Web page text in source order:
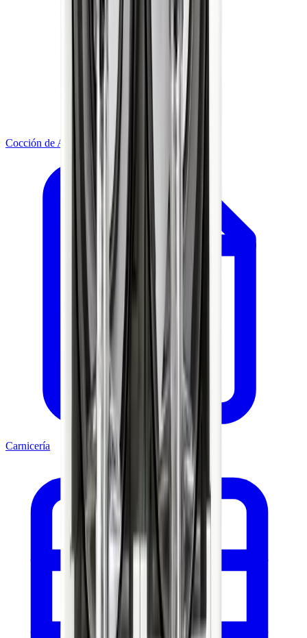
Cocción de Alimentos
Carnicería